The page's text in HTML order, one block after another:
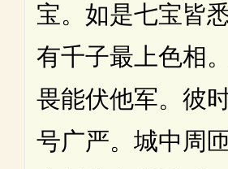
宝。如是七宝皆
有千子最上色相
畏能伏他军。彼
号广严。城中周